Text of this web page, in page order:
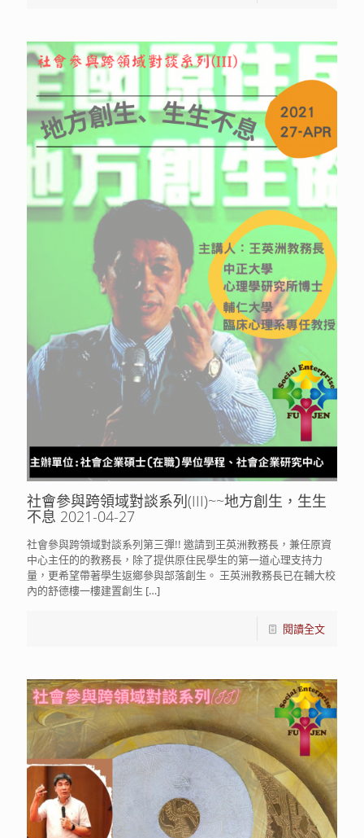
社會參與跨領域對談系列(III)~~地方創生，生生
不息 2021-04-27
社會參與跨領域對談系列第三彈!! 邀請到王英洲教務長，兼任原資
中心主任的的教務長，除了提供原住民學生的第一道心理支持力
量，更希望帶著學生返鄉參與部落創生。 王英洲教務長已在輔大校
內的舒德樓一樓建置創生 […]
閱讀全文